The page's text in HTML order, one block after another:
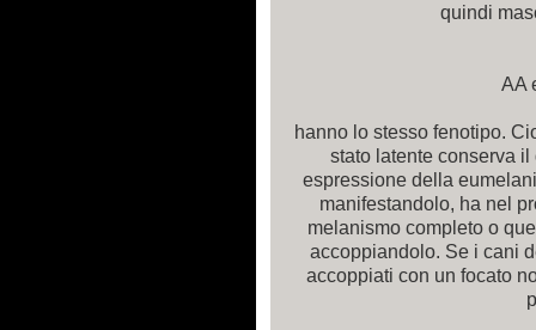
quindi
AA
hanno lo stesso fenotipo.
stato latente conserva
espressione della
manifestandolo, ha nel
melanismo completo o
accoppiandolo. Se i cani
accoppiati con un focato